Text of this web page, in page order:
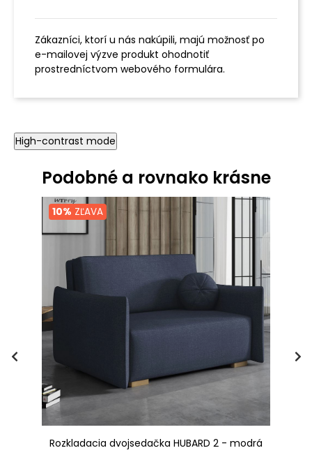
Zákazníci, ktorí u nás nakúpili, majú možnosť po
e-mailovej výzve produkt ohodnotiť
prostredníctvom webového formulára.
High-contrast mode
Podobné a rovnako krásne
10% ZĽAVA
Rozkladacia dvojsedačka HUBARD 2 - modrá